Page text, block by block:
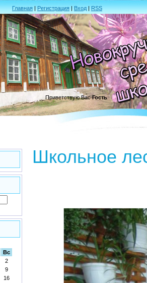
Главная|Регистрация|Вход|RSS
Приветствую Вас Гость
Вс
2
9
16
Школьное